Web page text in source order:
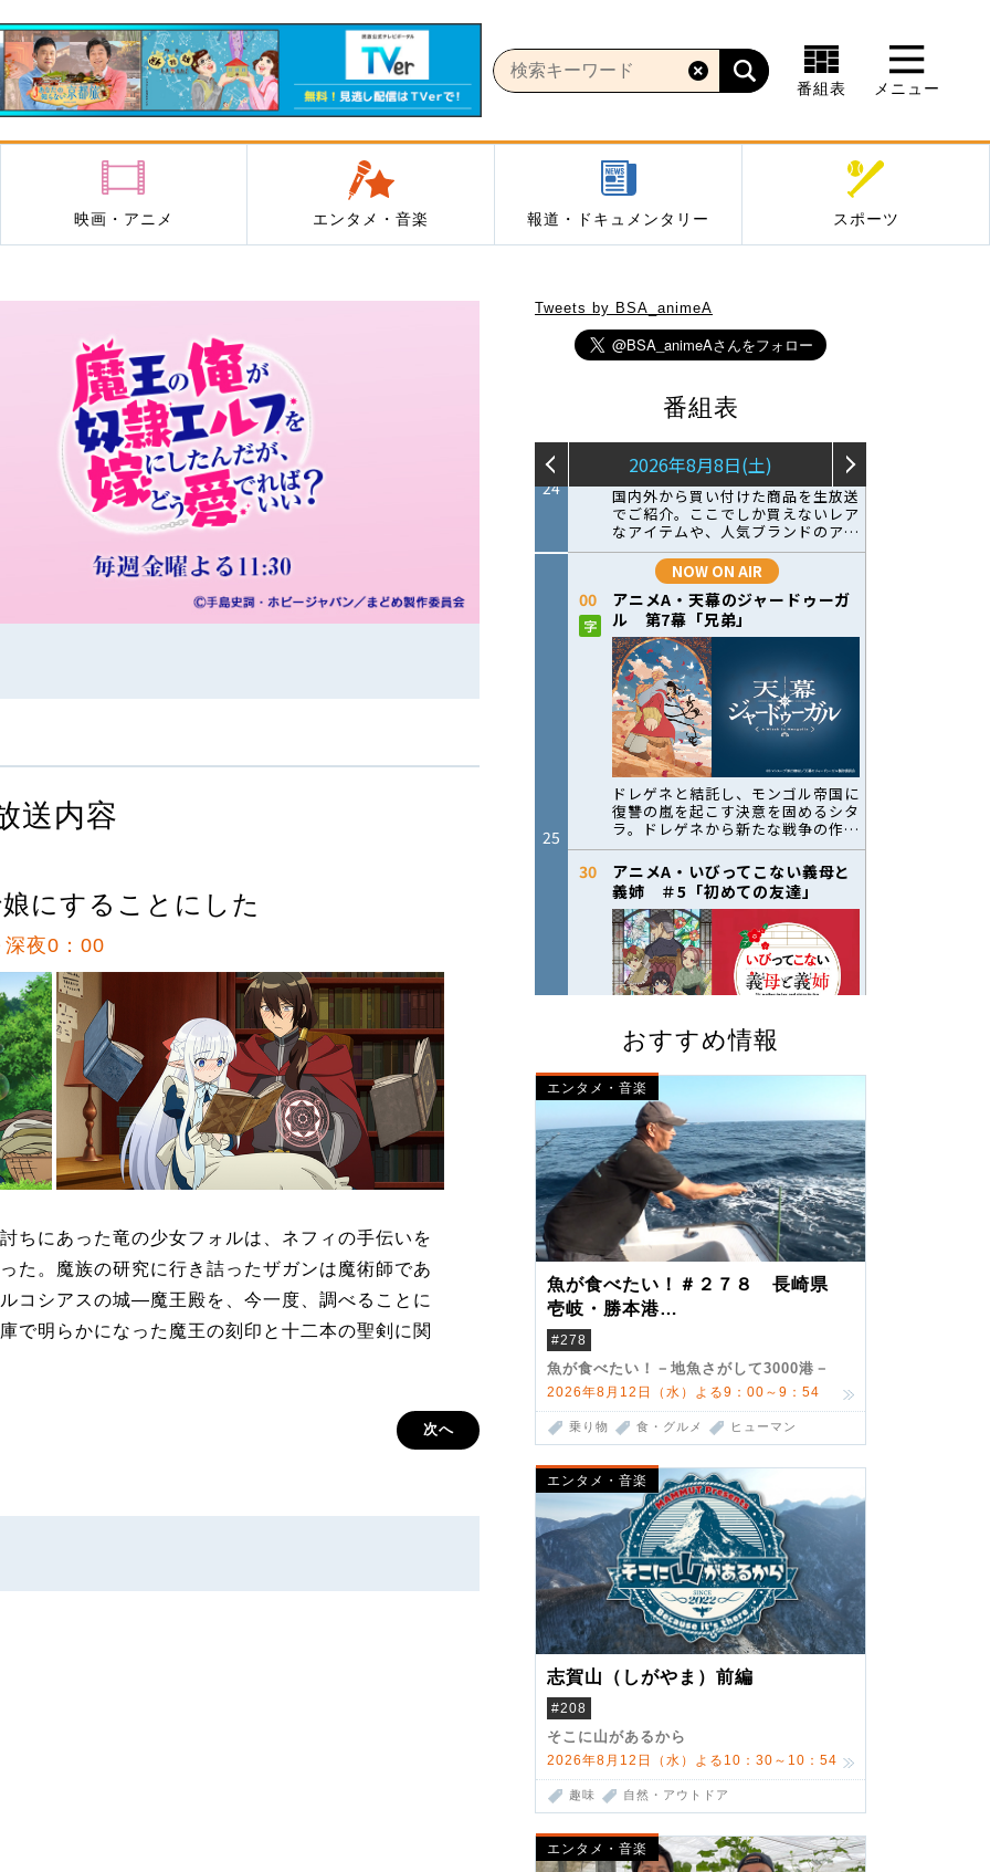
番組表 メニュー
映画・アニメ エンタメ・音楽 報道・ドキュメンタリー スポーツ
Tweets by BSA_animeA
番組表
おすすめ情報
エンタメ・音楽
魚が食べたい！＃２７８ 長崎県
壱岐・勝本港
（クロマグロ）
#278
魚が食べたい！－地魚さがして3000港－
2026年8月12日（水）よる9：00～9：54
乗り物 食・グルメ ヒューマン
エンタメ・音楽
志賀山（しがやま）前編
#208
そこに山があるから
2026年8月12日（水）よる10：30～10：54
趣味 自然・アウトドア
エンタメ・音楽
送内容
にすることにした
夜0：00
ちにあった竜の少女フォルは、ネフィの手伝いを
た。魔族の研究に行き詰ったザガンは魔術師であ
コシアスの城―魔王殿を、今一度、調べることに
で明らかになった魔王の刻印と十二本の聖剣に関
次へ